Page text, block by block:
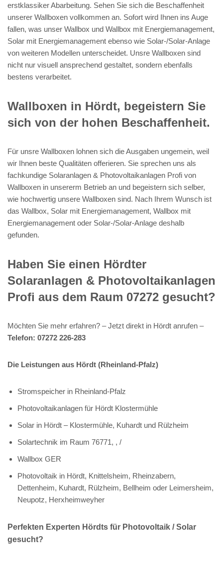
erstklassiker Abarbeitung. Sehen Sie sich die Beschaffenheit
unserer Wallboxen vollkommen an. Sofort wird Ihnen ins Auge
fallen, was unser Wallbox und Wallbox mit Energiemanagement,
Solar mit Energiemanagement ebenso wie Solar-/Solar-Anlage
von weiteren Modellen unterscheidet. Unsre Wallboxen sind
nicht nur visuell ansprechend gestaltet, sondern ebenfalls
bestens verarbeitet.
Wallboxen in Hördt, begeistern Sie
sich von der hohen Beschaffenheit.
Für unsre Wallboxen lohnen sich die Ausgaben ungemein, weil
wir Ihnen beste Qualitäten offerieren. Sie sprechen uns als
fachkundige Solaranlagen & Photovoltaikanlagen Profi von
Wallboxen in unsererm Betrieb an und begeistern sich selber,
wie hochwertig unsere Wallboxen sind. Nach Ihrem Wunsch ist
das Wallbox, Solar mit Energiemanagement, Wallbox mit
Energiemanagement oder Solar-/Solar-Anlage deshalb
gefunden.
Haben Sie einen Hördter
Solaranlagen & Photovoltaikanlagen
Profi aus dem Raum 07272 gesucht?
Möchten Sie mehr erfahren? – Jetzt direkt in Hördt anrufen –
Telefon: 07272 226-283
Die Leistungen aus Hördt (Rheinland-Pfalz)
Stromspeicher in Rheinland-Pfalz
Photovoltaikanlagen für Hördt Klostermühle
Solar in Hördt – Klostermühle, Kuhardt und Rülzheim
Solartechnik im Raum 76771, , /
Wallbox GER
Photovoltaik in Hördt, Knittelsheim, Rheinzabern,
Dettenheim, Kuhardt, Rülzheim, Bellheim oder Leimersheim,
Neupotz, Herxheimweyher
Perfekten Experten Hördts für Photovoltaik / Solar
gesucht?